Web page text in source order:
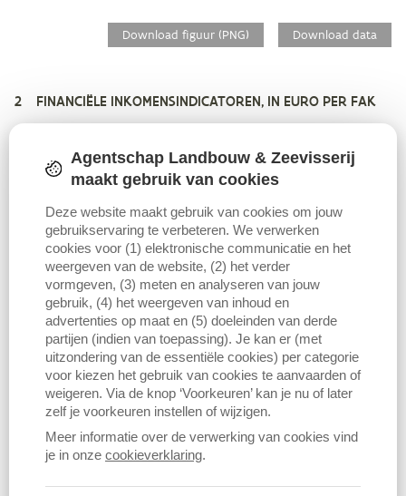
Download figuur (PNG) Download data
2 FINANCIËLE INKOMENSINDICATOREN, IN EURO PER FAK
Voor de beoordeling of met die cashflow het bedrijf de financiële
verplichtingen kan nakomen en of die een levensvatbaar inkomen
arbeidskrachten (FAK) mee te nemen in het verhaal. Het maakt een
groot verschil uit of één of meer dan één persoon een inkomen
moet halen uit die cashflow, bijvoorbeeld in het geval van
samenuitbating. De vraag is eveneens of de cashflow dient als
enige inkomen voor het hele gezin of dat er naast het inkomen uit
het bedrijf nog een aanvullend inkomen is door buitenshuis te
werken. Dit is hier niet meegenomen.
De financiële inkomensindicatoren uitgedrukt per FAK vertonen
hetzelfde patroon als de resultaten in euro per bedrijf. De
cashflow voor financieringslastper FAK voor de glastuinbouw
schommelt over de periode 2012-2024 van minimaal 103.400 euro
in 2013 tot maximaal 364.300 euro per FAK in 2023.
Agentschap Landbouw & Zeevisserij
maakt gebruik van cookies
Deze website maakt gebruik van cookies om jouw
gebruikservaring te verbeteren. We verwerken
cookies voor (1) elektronische communicatie en het
weergeven van de website, (2) het verder
vormgeven, (3) meten en analyseren van jouw
gebruik, (4) het weergeven van inhoud en
advertenties op maat en (5) doeleinden van derde
partijen (indien van toepassing). Je kan er (met
uitzondering van de essentiële cookies) per categorie
voor kiezen het gebruik van cookies te aanvaarden of
weigeren. Via de knop ‘Voorkeuren’ kan je nu of later
zelf je voorkeuren instellen of wijzigen.
Meer informatie over de verwerking van cookies vind
je in onze cookieverklaring.